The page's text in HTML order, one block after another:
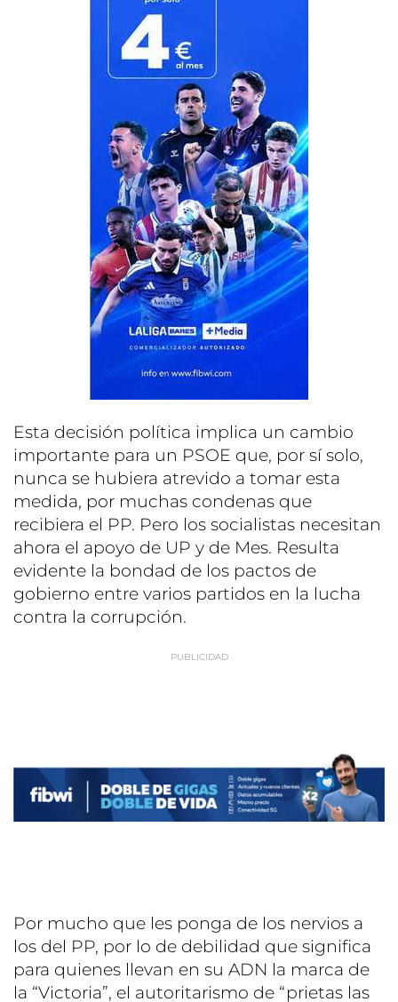
Esta decisión política implica un cambio
importante para un PSOE que, por sí solo,
nunca se hubiera atrevido a tomar esta
medida, por muchas condenas que
recibiera el PP. Pero los socialistas necesitan
ahora el apoyo de UP y de Mes. Resulta
evidente la bondad de los pactos de
gobierno entre varios partidos en la lucha
contra la corrupción.
Por mucho que les ponga de los nervios a
los del PP, por lo de debilidad que significa
para quienes llevan en su ADN la marca de
la “Victoria”, el autoritarismo de “prietas las